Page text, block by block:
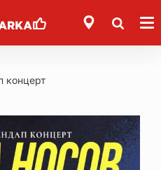
концерт